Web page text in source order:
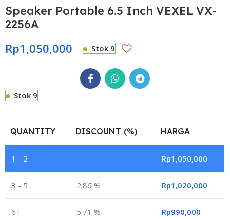
Speaker Portable 6.5 Inch VEXEL VX-
2256A
Rp1,050,000 Stok 9
Stok 9
QUANTITY DISCOUNT (%) HARGA
1 - 2 — Rp1,050,000
3 - 5 2.86 % Rp1,020,000
6+ 5.71 % Rp990,000